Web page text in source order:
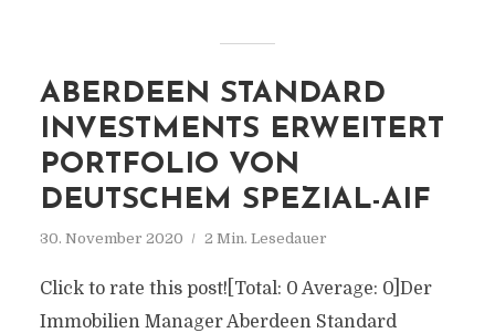
ABERDEEN STANDARD
INVESTMENTS ERWEITERT
PORTFOLIO VON
DEUTSCHEM SPEZIAL-AIF
30. November 2020 2 Min. Lesedauer
Click to rate this post![Total: 0 Average: 0]Der
Immobilien Manager Aberdeen Standard